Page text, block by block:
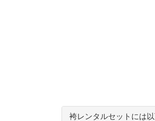
袴レンタルセットには